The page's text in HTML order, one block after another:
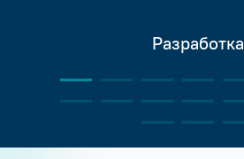
Разработка